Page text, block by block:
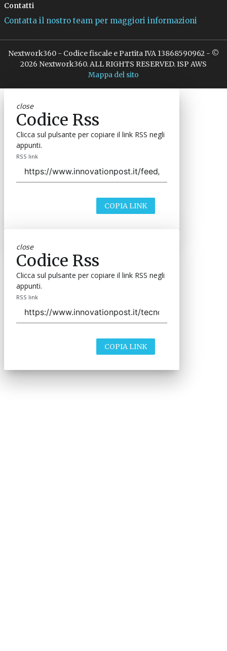
Contatti
Contatta il nostro team per maggiori informazioni
Nextwork360 - Codice fiscale e Partita IVA 13868590962 - ©
2026 Nextwork360. ALL RIGHTS RESERVED. ISP AWS
Mappa del sito
close
Codice Rss
Clicca sul pulsante per copiare il link RSS negli
appunti.
RSS link
COPIA LINK
close
Codice Rss
Clicca sul pulsante per copiare il link RSS negli
appunti.
RSS link
COPIA LINK